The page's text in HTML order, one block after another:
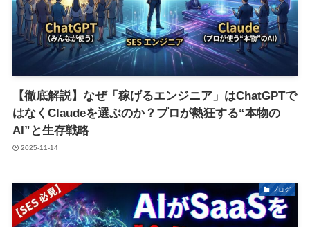
【徹底解説】なぜ「稼げるエンジニア」はChatGPTで
はなくClaudeを選ぶのか？プロが熱狂する“本物の
AI”と生存戦略
2025-11-14
ブログ